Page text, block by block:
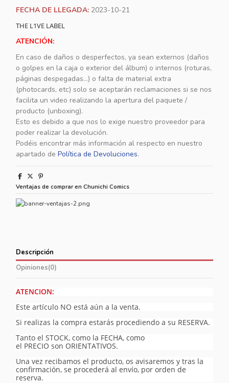
FECHA DE LLEGADA: 2023-10-21
THE L1VE LABEL
ATENCIÓN:
En caso de daños o desperfectos, ya sean externos (daños
o golpes en la caja o exterior del álbum) o internos (roturas,
páginas despegadas...) o falta de material extra
(photocards, etc) solo se aceptarán reclamaciones si se nos
facilita un video realizando la apertura del paquete /
producto (unboxing).
Esto es debido a que nos lo exige nuestro proveedor para
poder realizar la devolución.
Podéis encontrar más información al respecto en nuestro
apartado de Política de Devoluciones.
Ventajas de comprar en Chunichi Comics
Descripción
Opiniones(0)
ATENCION:
Este artículo NO está aún a la venta.
Si realizas la compra estarás procediendo a su RESERVA.
Tanto el STOCK, como la FECHA, como
el PRECIO son ORIENTATIVOS.
Una vez recibamos el producto, os avisaremos y tras la
confirmación, se procederá al envío, por orden de
reserva.